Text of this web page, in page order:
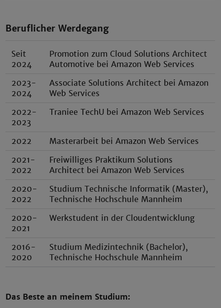
Beruflicher Werdegang
Seit
2024
Promotion zum Cloud Solutions Architect
Automotive bei Amazon Web Services
2023-
2024
Associate Solutions Architect bei Amazon
Web Services
2022-
2023
Traniee TechU bei Amazon Web Services
2022
Masterarbeit bei Amazon Web Services
2021-
2022
Freiwilliges Praktikum Solutions
Architect bei Amazon Web Services
2020-
2022
Studium Technische Informatik (Master),
Technische Hochschule Mannheim
2020-
2021
Werkstudent in der Cloudentwicklung
2016-
2020
Studium Medizintechnik (Bachelor),
Technische Hochschule Mannheim
Das Beste an meinem Studium: